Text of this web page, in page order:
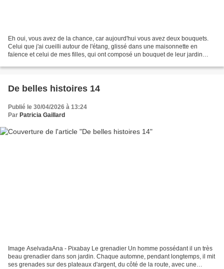
Eh oui, vous avez de la chance, car aujourd'hui vous avez deux bouquets.
Celui que j'ai cueilli autour de l'étang, glissé dans une maisonnette en
faïence et celui de mes filles, qui ont composé un bouquet de leur jardin
De belles histoires 14
Publié le 30/04/2026 à 13:24
Par Patricia Gaillard
Image AselvadaAna - Pixabay Le grenadier Un homme possédant il un très
beau grenadier dans son jardin. Chaque automne, pendant longtemps, il mit
ses grenades sur des plateaux d'argent, du côté de la route, avec une